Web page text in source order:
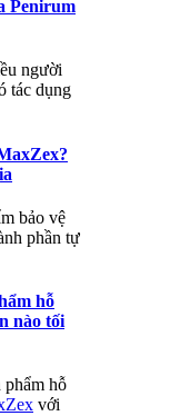
Penirum
người
tác dụng
bảo vệ
phần tự
hỗ
nào tối
phẩm hỗ
với